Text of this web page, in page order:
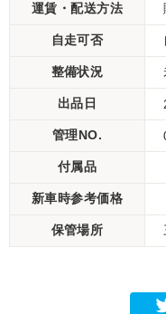
運賃・配送方法
自走可否
整備状況
出品日
管理NO.
付属品
新車時参考価格
保管場所